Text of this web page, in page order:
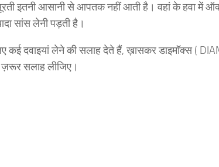
इतनी आसानी से आपतक नहीं आती है। वहां के हवा में
सांस लेनी पड़ती है।
कई दवाइयां लेने की सलाह देते हैं, ख़ासकर डाइमॉक्स (
सलाह लीजिए।